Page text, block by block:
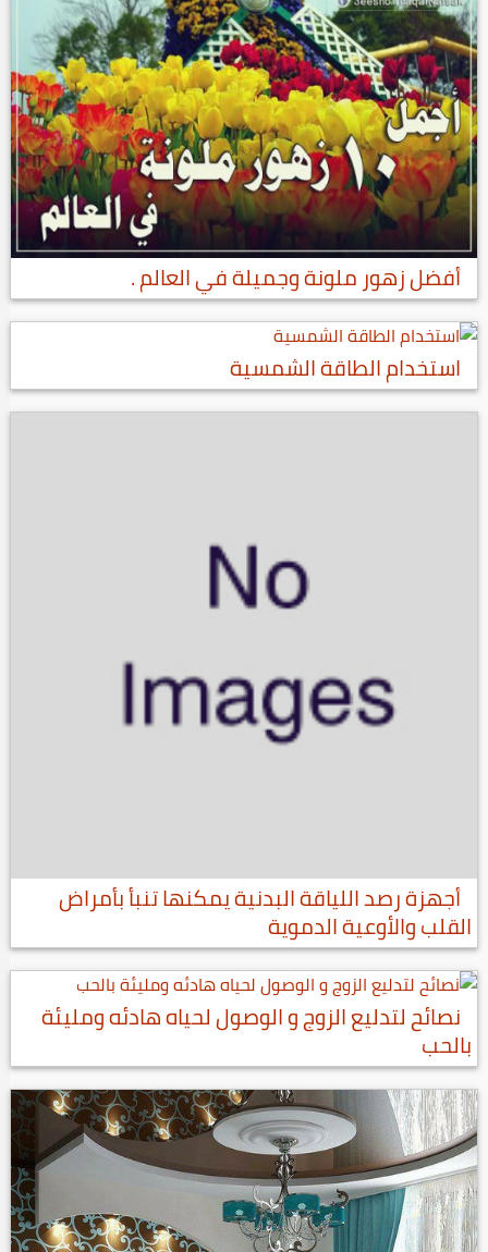
أفضل زهور ملونة وجميلة في العالم .
استخدام الطاقة الشمسية
أجهزة رصد اللياقة البدنية يمكنها تنبأ بأمراض
القلب والأوعية الدموية
نصائح لتدليع الزوج و الوصول لحياه هادئه ومليئة
بالحب